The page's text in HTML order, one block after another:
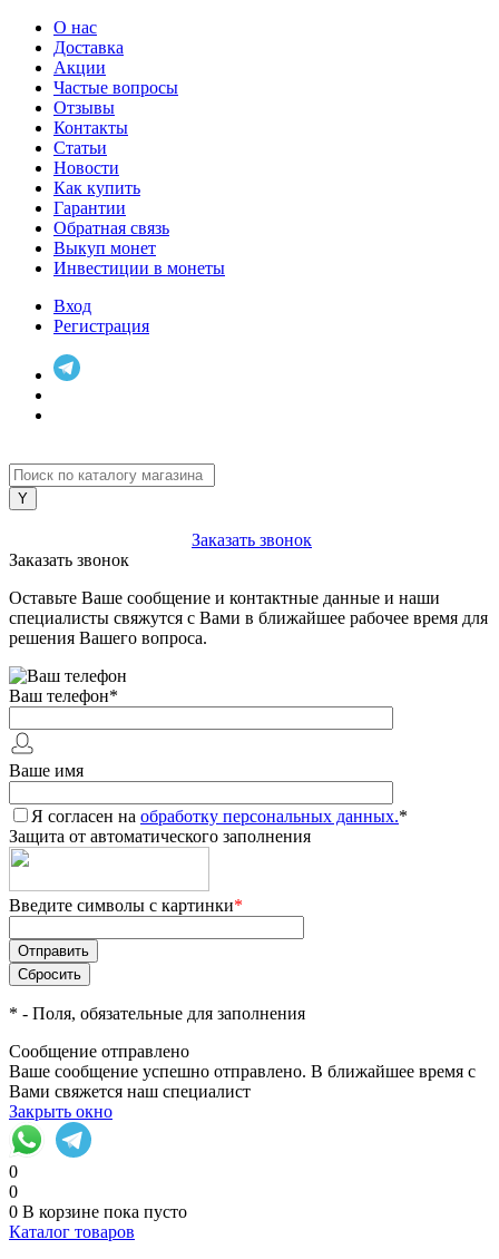
О нас
Доставка
Акции
Частые вопросы
Отзывы
Контакты
Статьи
Новости
Как купить
Гарантии
Обратная связь
Выкуп монет
Инвестиции в монеты
Вход
Регистрация
Заказать звонок
Заказать звонок
Оставьте Ваше сообщение и контактные данные и наши
специалисты свяжутся с Вами в ближайшее рабочее время для
решения Вашего вопроса.
Ваш телефон*
Ваше имя
Я согласен на обработку персональных данных.*
Защита от автоматического заполнения
Введите символы с картинки*
* - Поля, обязательные для заполнения
Сообщение отправлено
Ваше сообщение успешно отправлено. В ближайшее время с
Вами свяжется наш специалист
Закрыть окно
0
0
0 В корзине пока пусто
Каталог товаров